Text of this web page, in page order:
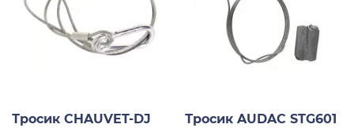
Тросик CHAUVET-DJ
Тросик AUDAC STG601